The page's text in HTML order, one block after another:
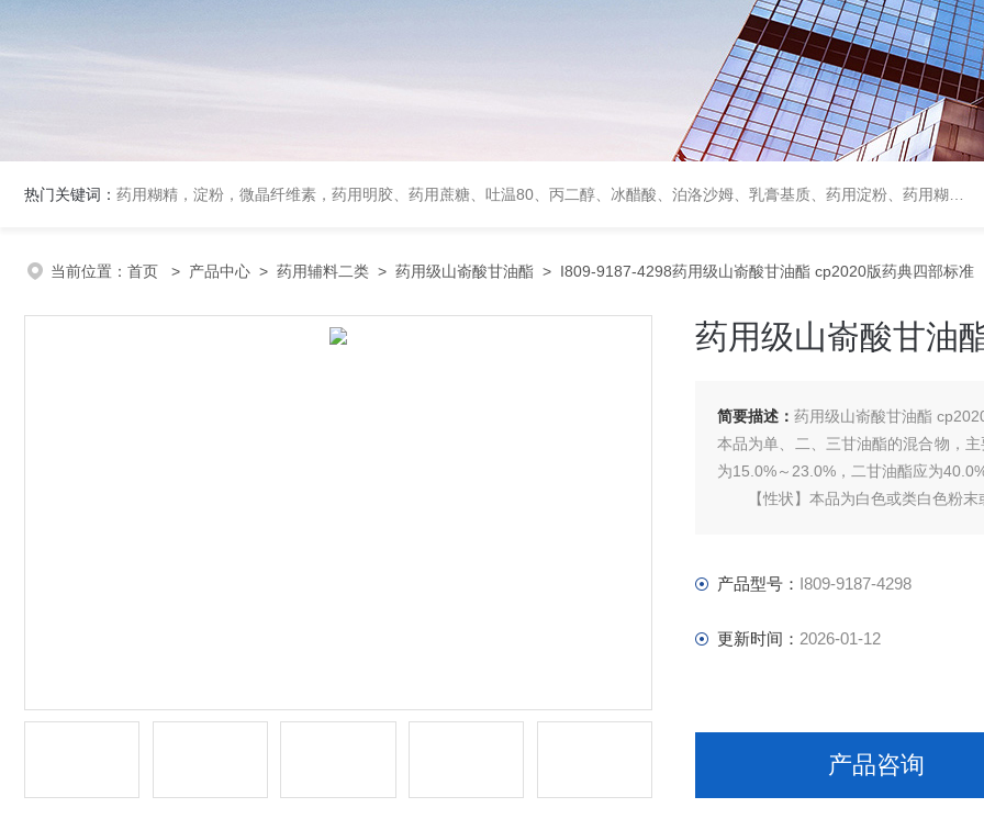
热门关键词： 药用糊精，淀粉，微晶纤维素，药用明胶、药用蔗糖、吐温80、丙二醇、冰醋酸、泊洛沙姆、乳膏基质、药用淀粉、药用糊精、硬脂酸镁、聚丙烯酸树脂系列、羧甲基淀粉钠、羧甲基纤维素钠、可溶性淀粉、甘露醇、羟丙纤维素、羟丙基甲基纤维素、乳糖、交联聚维酮、交联羧甲基纤维素钠、聚乙二醇（PEG）系列、二氧化硅、聚乙烯吡咯烷酮、十八醇、十六醇、预交化淀粉、微晶纤维素、甲基纤维素、乙基纤维素，三氯蔗糖，麝香草酚，药用蜂蜜，
当前位置： 首页 > 产品中心 > 药用辅料二类 > 药用级山嵛酸甘油酯 > I809-9187-4298药用级山嵛酸甘油酯 cp2020版药典四部标准
药用级山嵛酸甘油
简要描述： 药用级山嵛酸甘油酯
本品为单、二、三甘油酯的混合物，
为15.0%～23.0%，二甘油酯应为
【性状】本品为白色或类白色粉末
产品型号： I809-9187-4298
更新时间： 2026-01-12
产品咨询